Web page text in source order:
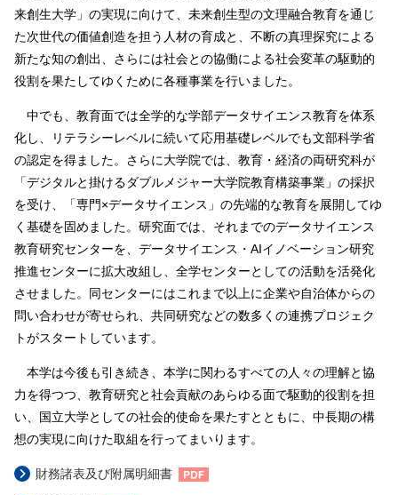
来創生大学」の実現に向けて、未来創生型の文理融合教育を通じ
た次世代の価値創造を担う人材の育成と、不断の真理探究による
新たな知の創出、さらには社会との協働による社会変革の駆動的
役割を果たしてゆくために各種事業を行いました。
中でも、教育面では全学的な学部データサイエンス教育を体系
化し、リテラシーレベルに続いて応用基礎レベルでも文部科学省
の認定を得ました。さらに大学院では、教育・経済の両研究科が
「デジタルと掛けるダブルメジャー大学院教育構築事業」の採択
を受け、「専門×データサイエンス」の先端的な教育を展開してゆ
く基礎を固めました。研究面では、それまでのデータサイエンス
教育研究センターを、データサイエンス・AIイノベーション研究
推進センターに拡大改組し、全学センターとしての活動を活発化
させました。同センターにはこれまで以上に企業や自治体からの
問い合わせが寄せられ、共同研究などの数多くの連携プロジェク
トがスタートしています。
本学は今後も引き続き、本学に関わるすべての人々の理解と協
力を得つつ、教育研究と社会貢献のあらゆる面で駆動的役割を担
い、国立大学としての社会的使命を果たすとともに、中長期の構
想の実現に向けた取組を行ってまいります。
財務諸表及び附属明細書